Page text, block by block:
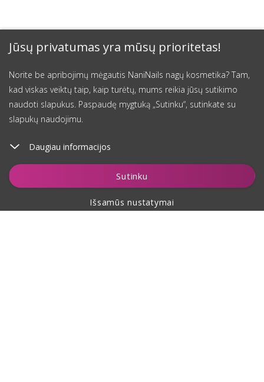
Jūsų privatumas yra mūsų prioritetas!
Norite be apribojimų mėgautis NaniNails nagų kosmetika? Tam,
kad viskas veiktų taip, kaip turėtų, mums reikia jūsų sutikimo
naudoti slapukus. Paspaudę mygtuką „Sutinku“, sutinkate su
slapukų naudojimu.
Daugiau informacijos
Sutinku
Išsamūs nustatymai
Įdėti į krepšelį